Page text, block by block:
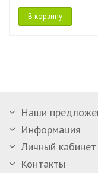
В корзину
Наши
Информация
Личный кабинет
Контакты